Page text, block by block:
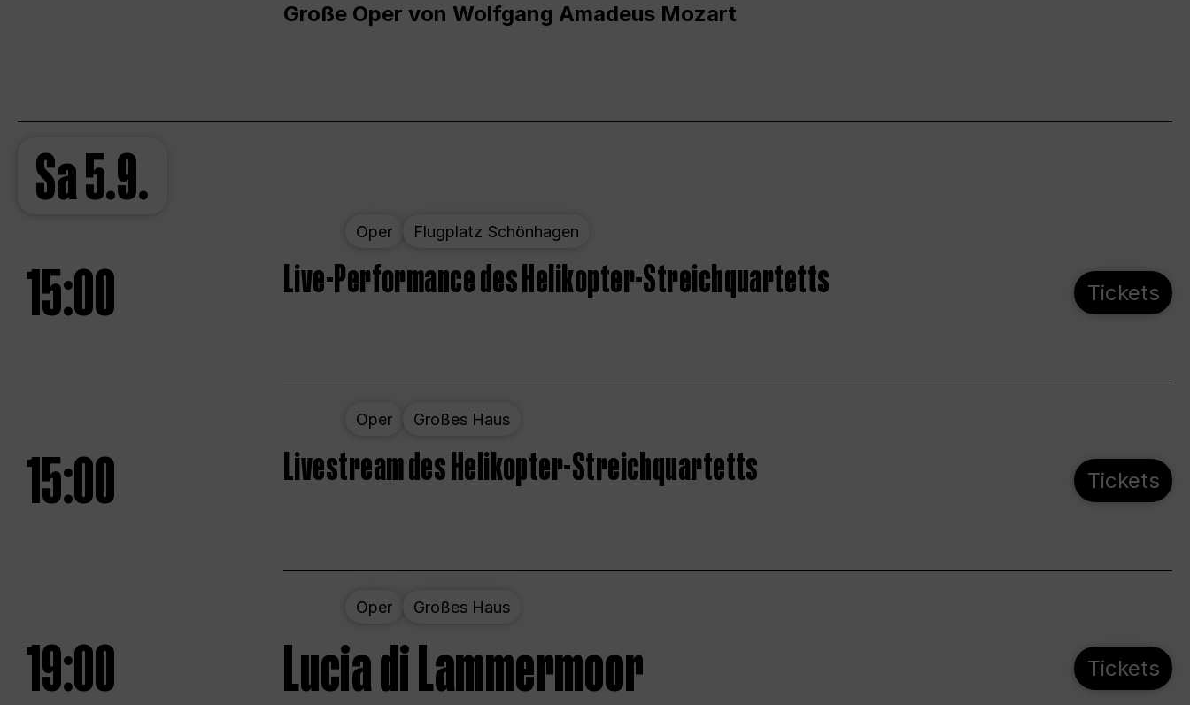
Große Oper von Wolfgang Amadeus Mozart
Sa5.9.
Oper Flugplatz Schönhagen
15:00 Live-Performance des Helikopter-Streichquartetts Tickets
Oper Großes Haus
15:00 Livestream des Helikopter-Streichquartetts Tickets
Oper Großes Haus
19:00 Lucia di Lammermoor Tickets